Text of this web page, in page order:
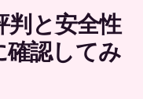
判と安全性
確認してみ